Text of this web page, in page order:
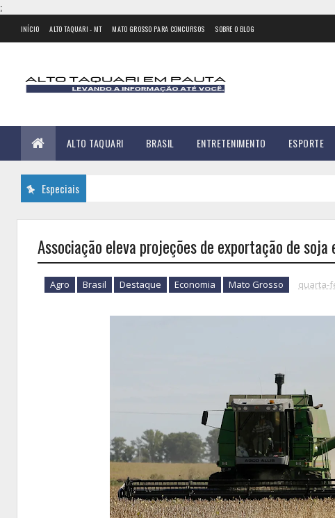
;
INÍCIO ALTO TAQUARI - MT MATO GROSSO PARA CONCURSOS SOBRE O BLOG
ALTO TAQUARI BRASIL ENTRETENIMENTO ESPORTE
Especiais
Associação eleva projeções de exportação de
Agro Brasil Destaque Economia Mato Grosso quarta-